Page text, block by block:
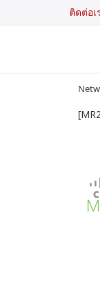
ติดต่อเ